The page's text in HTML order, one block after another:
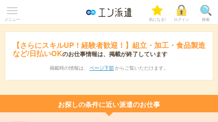
メニュー 気になる! ログイン 検索
【さらにスキルUP！経験者歓迎！】組立・加工・食品製造
など/日払いOKのお仕事情報は、掲載が終了しています
掲載時の情報は、 ページ下部 からご覧いただけます。
お探しの条件に近い派遣のお仕事